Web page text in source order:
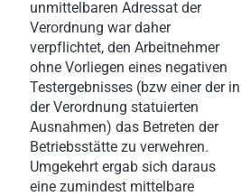
unmittelbaren Adressat der
Verordnung war daher
verpflichtet, den Arbeitnehmer
ohne Vorliegen eines negativen
Testergebnisses (bzw einer der in
der Verordnung statuierten
Ausnahmen) das Betreten der
Betriebsstätte zu verwehren.
Umgekehrt ergab sich daraus
eine zumindest mittelbare